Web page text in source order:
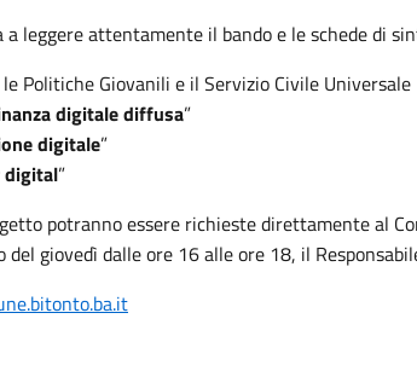
leggere attentamente il bando e le schede di
Politiche Giovanili e il Servizio Civile Universale
digitale diffusa”
digitale”
digital”
potranno essere richieste direttamente al
giovedì dalle ore 16 alle ore 18, il